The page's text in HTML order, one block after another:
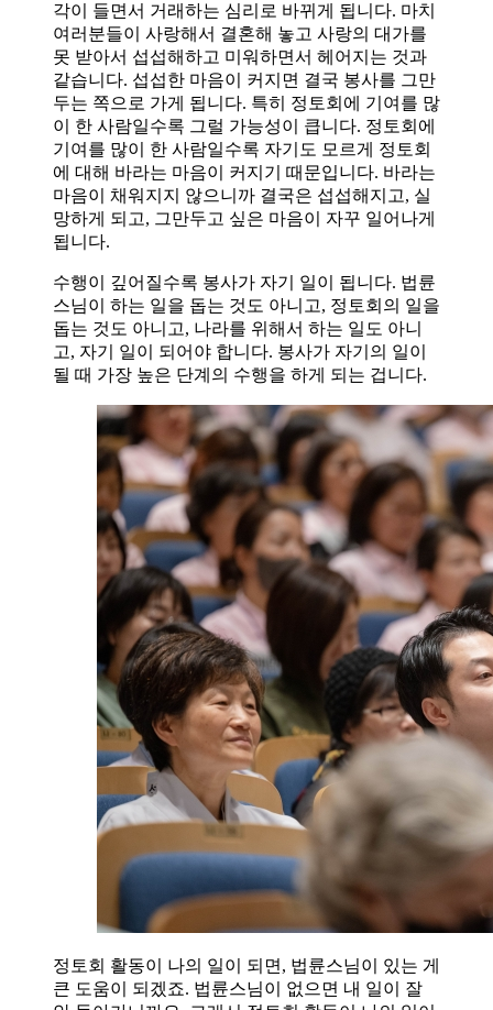
각이 들면서 거래하는 심리로 바뀌게 됩니다. 마치
여러분들이 사랑해서 결혼해 놓고 사랑의 대가를
못 받아서 섭섭해하고 미워하면서 헤어지는 것과
같습니다. 섭섭한 마음이 커지면 결국 봉사를 그만
두는 쪽으로 가게 됩니다. 특히 정토회에 기여를 많
이 한 사람일수록 그럴 가능성이 큽니다. 정토회에
기여를 많이 한 사람일수록 자기도 모르게 정토회
에 대해 바라는 마음이 커지기 때문입니다. 바라는
마음이 채워지지 않으니까 결국은 섭섭해지고, 실
망하게 되고, 그만두고 싶은 마음이 자꾸 일어나게
됩니다.
수행이 깊어질수록 봉사가 자기 일이 됩니다. 법륜
스님이 하는 일을 돕는 것도 아니고, 정토회의 일을
돕는 것도 아니고, 나라를 위해서 하는 일도 아니
고, 자기 일이 되어야 합니다. 봉사가 자기의 일이
될 때 가장 높은 단계의 수행을 하게 되는 겁니다.
정토회 활동이 나의 일이 되면, 법륜스님이 있는 게
큰 도움이 되겠죠. 법륜스님이 없으면 내 일이 잘